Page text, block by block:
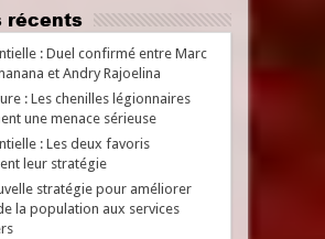
récents
: Duel confirmé entre Marc
et Andry Rajoelina
: Les chenilles légionnaires
une menace sérieuse
: Les deux favoris
leur stratégie
stratégie pour améliorer
de la population aux services